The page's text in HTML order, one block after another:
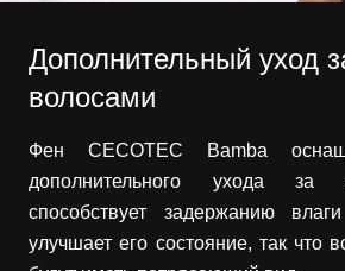
Дополнительный уход
волосами
Фен CECOTEC Bamba
дополнительного ухода за
способствует задержанию
улучшает его состояние, так что